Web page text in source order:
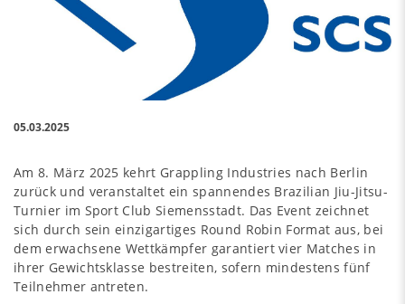
05.03.2025
Am 8. März 2025 kehrt Grappling Industries nach Berlin
zurück und veranstaltet ein spannendes Brazilian Jiu-Jitsu-
Turnier im Sport Club Siemensstadt. Das Event zeichnet
sich durch sein einzigartiges Round Robin Format aus, bei
dem erwachsene Wettkämpfer garantiert vier Matches in
ihrer Gewichtsklasse bestreiten, sofern mindestens fünf
Teilnehmer antreten.